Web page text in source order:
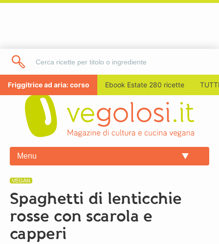
Friggitrice ad aria: corso Ebook Estate 280 ricette
Menu
VEGAN
Spaghetti di lenticchie
rosse con scarola e
capperi